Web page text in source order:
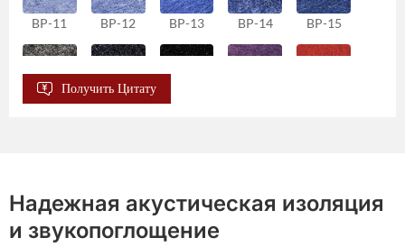
BP-11 BP-12 BP-13 BP-14 BP-15
BP-16 BP-17
BP-26 BP-27 BP-28
Получить Цитату
Надежная акустическая изоляция
и звукопоглощение